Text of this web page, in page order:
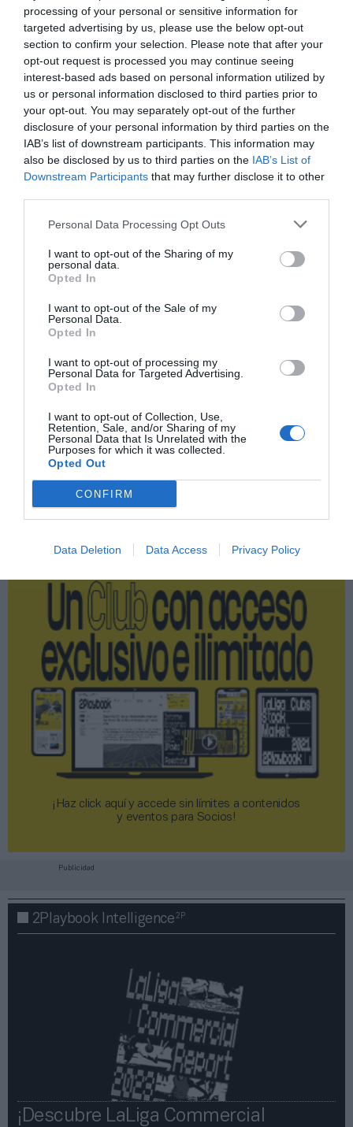
processing of your personal or sensitive information for
targeted advertising by us, please use the below opt-out
section to confirm your selection. Please note that after your
opt-out request is processed you may continue seeing
interest-based ads based on personal information utilized by
us or personal information disclosed to third parties prior to
your opt-out. You may separately opt-out of the further
disclosure of your personal information by third parties on the
IAB’s list of downstream participants. This information may
also be disclosed by us to third parties on the IAB’s List of
Downstream Participants that may further disclose it to other
Personal Data Processing Opt Outs
I want to opt-out of the Sharing of my
personal data.
Opted In
I want to opt-out of the Sale of my
Personal Data.
Opted In
I want to opt-out of processing my
Personal Data for Targeted Advertising.
Opted In
I want to opt-out of Collection, Use,
Retention, Sale, and/or Sharing of my
Personal Data that Is Unrelated with the
Purposes for which it was collected.
Opted Out
CONFIRM
Data Deletion Data Access Privacy Policy
Índex2P
Body Factory
Operaciones corporativas
Intelligence 2Pes la unidad de estrategia e
inteligencia de mercado de 2Playbook, cuya plataforma
de datos monitoriza en tiempo real el negocio de más
de una treintena de gestoras de instalaciones deportivas
y un mapa con más de 7.000 centros deportivos
indexados. Si quieres más información, contacta con
nosotros a través deintelligence@2playbook.com
Añadir 2Playbookcomo fuente preferida de Google
de forma gratuita
Mantente informado con las últimas noticias de actualidad.
ACTIVAR AHORA
Publicidad
2Playbook Club 2P
¡Haz click aquí y accede sin límites a contenidos
y eventos para Socios!​​​​​​​
Publicidad
2Playbook Intelligence2P
¡Descubre LaLiga Commercial